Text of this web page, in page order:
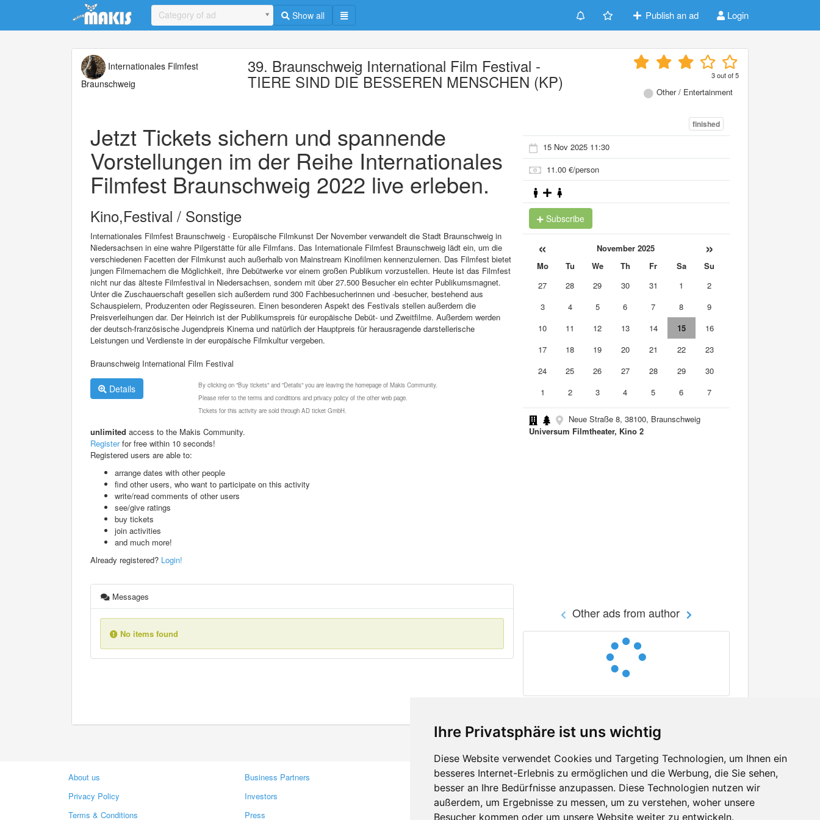
Ihre Privatsphäre ist uns wichtig
Diese Website verwendet Cookies und Targeting Technologien, um Ihnen ein
besseres Internet-Erlebnis zu ermöglichen und die Werbung, die Sie sehen,
besser an Ihre Bedürfnisse anzupassen. Diese Technologien nutzen wir
außerdem, um Ergebnisse zu messen, um zu verstehen, woher unsere
Besucher kommen oder um unsere Website weiter zu entwickeln.
Update cookies preferences
Category of ad Show all Publish an ad Login
Internationales Filmfest
Braunschweig
39. Braunschweig International Film Festival -
TIERE SIND DIE BESSEREN MENSCHEN (KP) 3out of5
Other / Entertainment
Jetzt Tickets sichern und spannende
Vorstellungen im der Reihe Internationales
Filmfest Braunschweig 2022 live erleben.
Kino,Festival / Sonstige
Internationales Filmfest Braunschweig - Europäische Filmkunst Der November verwandelt die Stadt Braunschweig in
Niedersachsen in eine wahre Pilgerstätte für alle Filmfans. Das Internationale Filmfest Braunschweig lädt ein, um die
verschiedenen Facetten der Filmkunst auch außerhalb von Mainstream Kinofilmen kennenzulernen. Das Filmfest bietet
jungen Filmemachern die Möglichkeit, ihre Debütwerke vor einem großen Publikum vorzustellen. Heute ist das Filmfest
nicht nur das älteste Filmfestival in Niedersachsen, sondern mit über 27.500 Besucher ein echter Publikumsmagnet.
Unter die Zuschauerschaft gesellen sich außerdem rund 300 Fachbesucherinnen und -besucher, bestehend aus
Schauspielern, Produzenten oder Regisseuren. Einen besonderen Aspekt des Festivals stellen außerdem die
Preisverleihungen dar. Der Heinrich ist der Publikumspreis für europäische Debüt- und Zweitfilme. Außerdem werden
der deutsch-französische Jugendpreis Kinema und natürlich der Hauptpreis für herausragende darstellerische
Leistungen und Verdienste in der europäische Filmkultur vergeben.
Braunschweig International Film Festival
Details
By clicking on "Buy tickets" and "Details" you are leaving the homepage of Makis Community.
Please refer to the terms and conditions and privacy policy of the other web page.
Tickets for this activity are sold through AD ticket GmbH.
unlimited access to the Makis Community.
Registerfor free within 10 seconds!
Registered users are able to:
arrange dates with other people
find other users, who want to participate on this activity
write/read comments of other users
see/give ratings
buy tickets
join activities
and much more!
Already registered? Login!
Messages
No items found
finished
15 Nov 2025 11:30
11.00 €/person
Subscribe
« November 2025 »
Mo Tu We Th Fr Sa
Su
27
28 29 30 31 1
2
3
4 5 6 7 8
9
10
11 12 13 14 15
16
17
18 19 20 21 22
23
24
25 26 27 28 29
30
1
2 3 4 5 6 7
Neue Straße 8, 38100, Braunschweig
Universum Filmtheater, Kino 2
Other ads from author
About us
Privacy Policy
Terms & Conditions
Business Partners
Investors
Press
Contacts
Feedback
Report A Bug
Facebook
Twitter
YouTube